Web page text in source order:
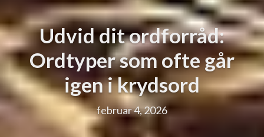
Udvid dit ordforråd:
Ordtyper som ofte går
igen i krydsord
februar 4, 2026